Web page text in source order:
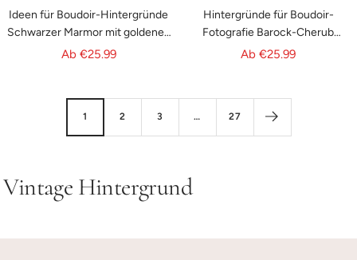
Ideen für Boudoir-Hintergründe
Schwarzer Marmor mit goldenen
Adern Bögen Vintage-
Angebotspreis
Ab €25.99
Hintergründe für Boudoir-
Fotografie Barock-Cherub
Samtvorhang Retro-
Angebotspreis
Ab€25.99
1 2 3 … 27
Vintage Hintergrund